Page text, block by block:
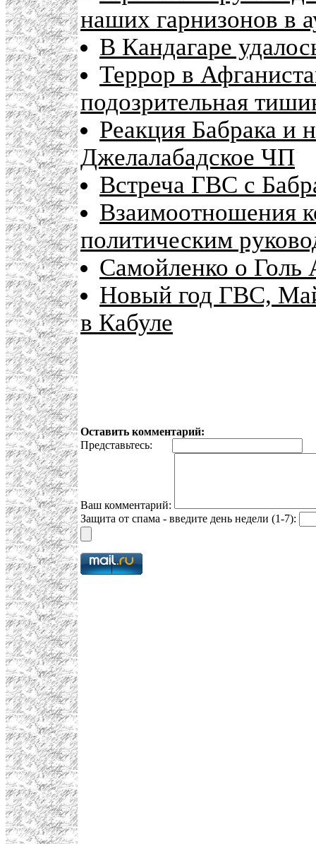
наших гарнизонов в
В Кандагаре
Террор в
подозрительная
Реакция Бабрака и
Джелалабадское ЧП
Встреча ГВС с
Взаимоотношения
политическим
Самойленко о Голь
Новый год ГВС,
в Кабуле
Оставить комментарий:
Представьтесь:
Ваш комментарий:
Защита от спама - введите день недели (1-7):